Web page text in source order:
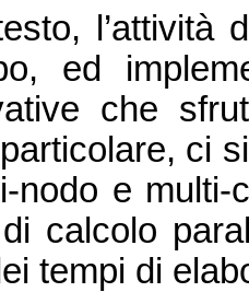
l’attività
ed
che
ci
nodo e
calcolo
tempi di